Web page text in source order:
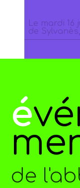
Le mardi
de
é
de